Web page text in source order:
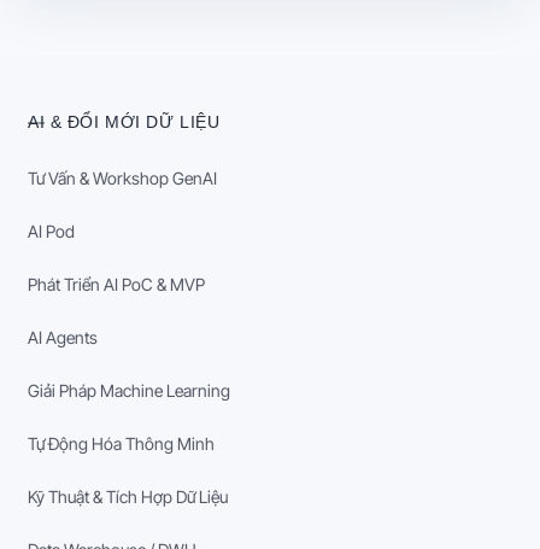
AI & ĐỔI MỚI DỮ LIỆU
Tư Vấn & Workshop GenAI
AI Pod
Phát Triển AI PoC & MVP
AI Agents
Giải Pháp Machine Learning
Tự Động Hóa Thông Minh
Kỹ Thuật & Tích Hợp Dữ Liệu